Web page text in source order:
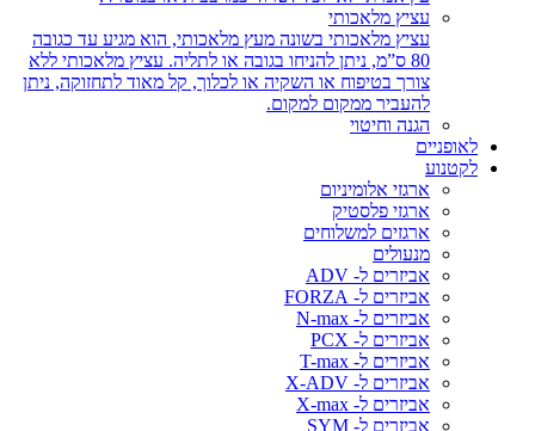
עציץ מלאכותי
עציץ מלאכותי בשונה מעץ מלאכותי, הוא מגיע עד כגובה
80 ס”מ, ניתן להניחו בגובה או לתליה. עציץ מלאכותי ללא
צורך בטיפוח או השקיה או לכלוך, קל מאוד לתחזוקה, ניתן
להעביר ממקום למקום.
הגנה וחיטוי
לאופניים
לקטנוע
ארגזי אלומיניום
ארגזי פלסטיק
ארגזים למשלוחים
מנעולים
אביזרים ל- ADV
אביזרים ל- FORZA
אביזרים ל- N-max
אביזרים ל- PCX
אביזרים ל- T-max
אביזרים ל- X-ADV
אביזרים ל- X-max
אביזרים ל- SYM